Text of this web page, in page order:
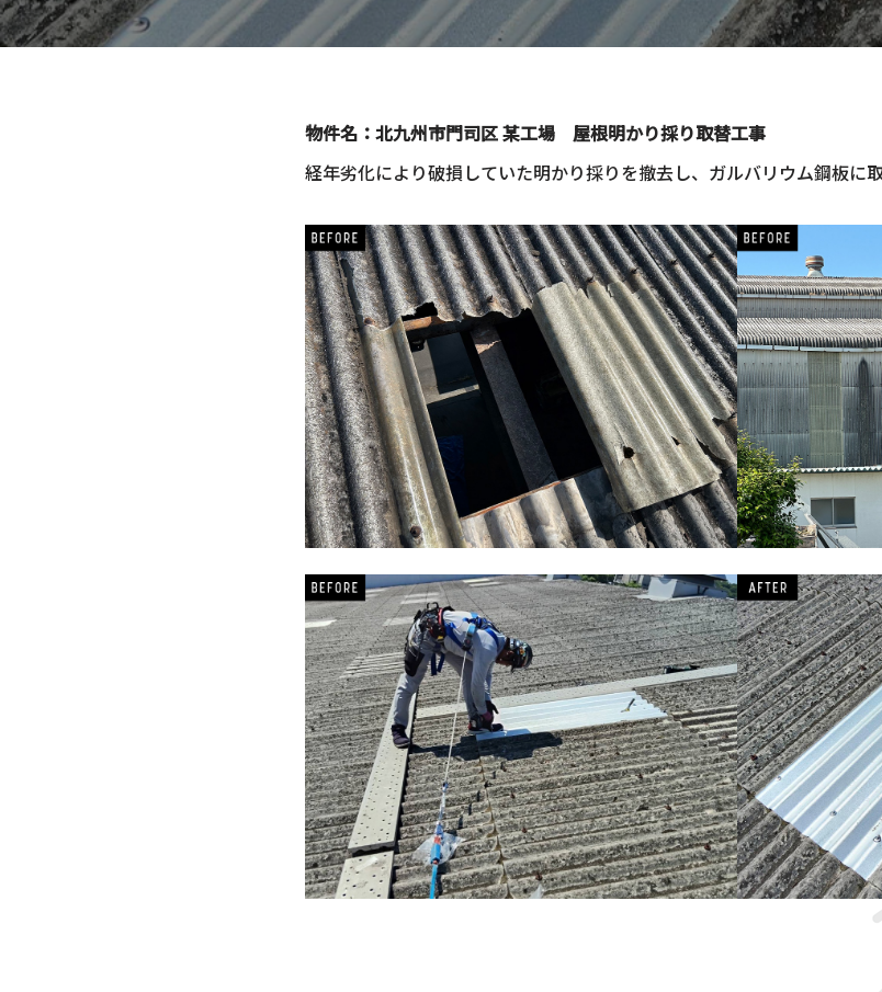
物件名：北九州市門司区 某工場
屋根明かり採り取替工事
経年劣化により破損していた明かり採りを撤去し、ガルバリウム鋼板に